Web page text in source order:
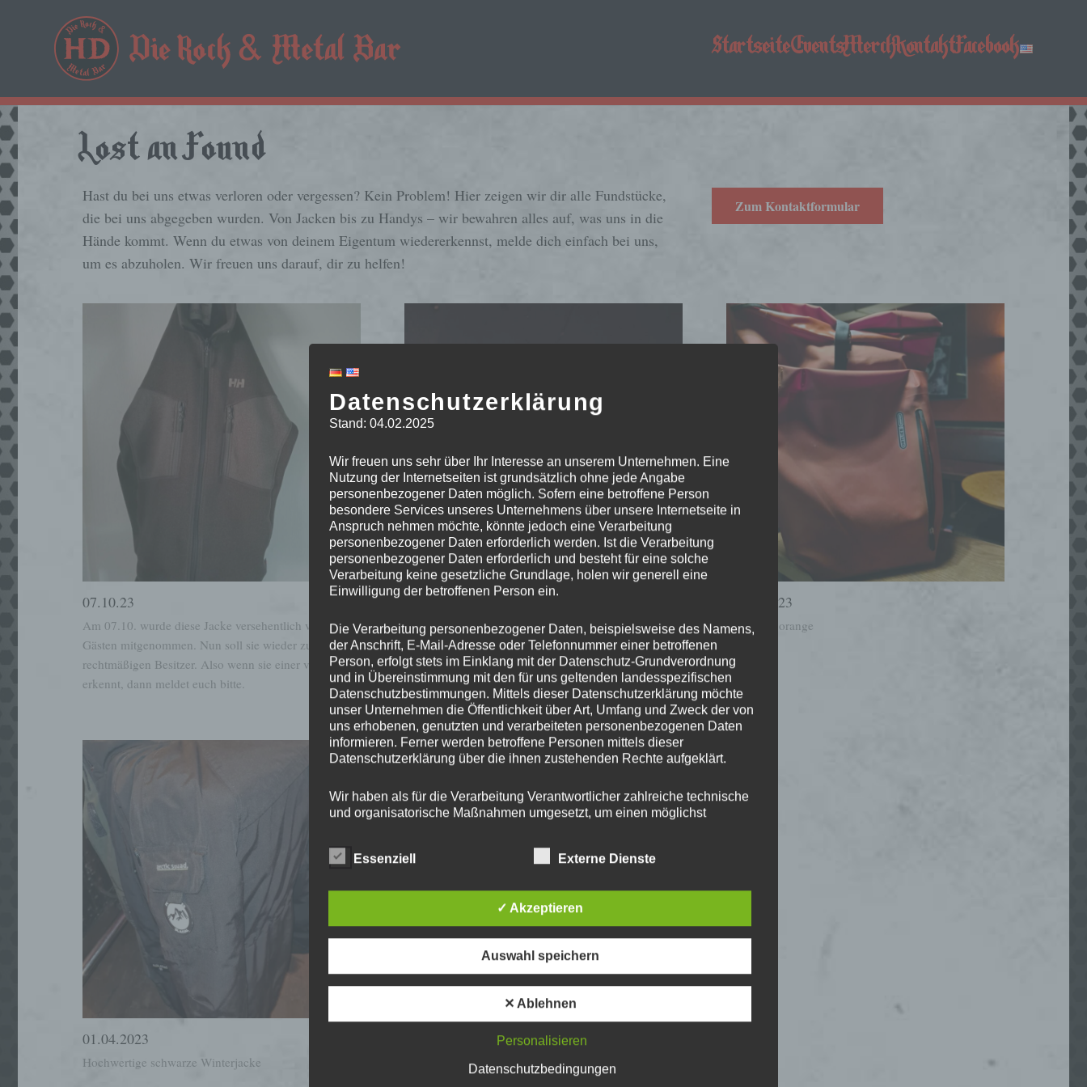
StartseiteEventsMerchKontaktFacebook
Lost an Found
Hast du bei uns etwas verloren oder vergessen? Kein Problem! Hier zeigen wir dir alle Fundstücke,
die bei uns abgegeben wurden. Von Jacken bis zu Handys – wir bewahren alles auf, was uns in die
Hände kommt. Wenn du etwas von deinem Eigentum wiedererkennst, melde dich einfach bei uns,
um es abzuholen. Wir freuen uns darauf, dir zu helfen!
Zum Kontaktformular
07.10.23
Am 07.10. wurde diese Jacke versehentlich von
Gästen mitgenommen. Nun soll sie wieder zu ihrem
rechtmäßigen Besitzer. Also wenn sie einer von euch
erkennt, dann meldet euch bitte.
01.04.2023
Hochwertige schwarze Winterjacke
01.04.2023
Motorola, Display kaputt
01.04.2023
Rucksack orange
Datenschutzerklärung
Stand: 04.02.2025
Wir freuen uns sehr über Ihr Interesse an unserem Unternehmen. Eine
Nutzung der Internetseiten ist grundsätzlich ohne jede Angabe
personenbezogener Daten möglich. Sofern eine betroffene Person
besondere Services unseres Unternehmens über unsere Internetseite in
Anspruch nehmen möchte, könnte jedoch eine Verarbeitung
personenbezogener Daten erforderlich werden. Ist die Verarbeitung
personenbezogener Daten erforderlich und besteht für eine solche
Verarbeitung keine gesetzliche Grundlage, holen wir generell eine
Einwilligung der betroffenen Person ein.
Die Verarbeitung personenbezogener Daten, beispielsweise des Namens,
der Anschrift, E-Mail-Adresse oder Telefonnummer einer betroffenen
Person, erfolgt stets im Einklang mit der Datenschutz-Grundverordnung
und in Übereinstimmung mit den für uns geltenden landesspezifischen
Datenschutzbestimmungen. Mittels dieser Datenschutzerklärung möchte
unser Unternehmen die Öffentlichkeit über Art, Umfang und Zweck der von
uns erhobenen, genutzten und verarbeiteten personenbezogenen Daten
informieren. Ferner werden betroffene Personen mittels dieser
Datenschutzerklärung über die ihnen zustehenden Rechte aufgeklärt.
Wir haben als für die Verarbeitung Verantwortlicher zahlreiche technische
und organisatorische Maßnahmen umgesetzt, um einen möglichst
personenbezogenen Daten sicherzustellen. Dennoch können
Internetbasierte Datenübertragungen grundsätzlich Sicherheitslücken
Aus diesem Grund steht es jeder betroffenen Person frei,
personenbezogene Daten auch auf alternativen Wegen, beispielsweise
telefonisch, an uns zu übermitteln.
Begriffsbestimmungen
Die Datenschutzerklärung beruht auf den Begrifflichkeiten, die durch den
Europäischen Richtlinien- und Verordnungsgeber beim Erlass der
Datenschutz-Grundverordnung (DS-GVO) verwendet wurden. Unsere
Kunden und Geschäftspartner einfach lesbar und verständlich sein. Um
Essenziell Externe Dienste
✓ Akzeptieren
Auswahl speichern
✕ Ablehnen
Personalisieren
Datenschutzbedingungen